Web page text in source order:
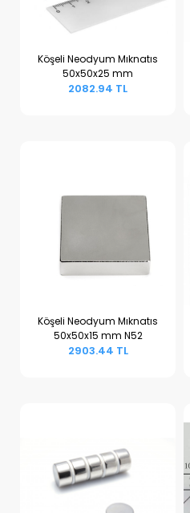
Sepete Ekle
Köşeli Neodyum Mıknatıs
50x50x25 mm
2082.94 TL
Sepete Ekle
Köşeli Neodyum Mıknatıs
50x50x15 mm N52
2903.44 TL